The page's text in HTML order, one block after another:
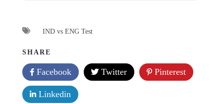
IND vs ENG Test
SHARE
Facebook Twitter Pinterest
Linkedin